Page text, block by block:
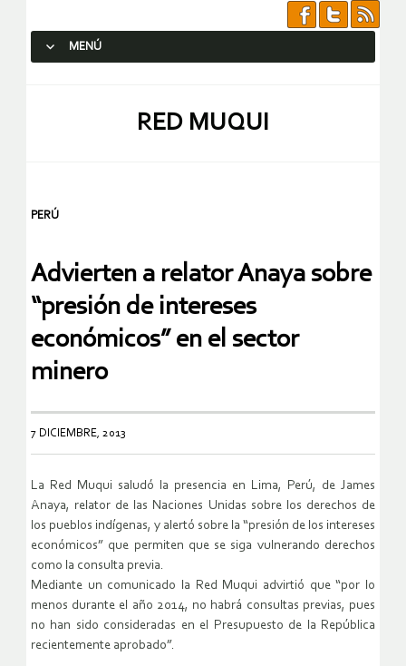
MENÚ
RED MUQUI
PERÚ
Advierten a relator Anaya sobre
“presión de intereses
económicos” en el sector
minero
7 DICIEMBRE, 2013
La Red Muqui saludó la presencia en Lima, Perú, de James
Anaya, relator de las Naciones Unidas sobre los derechos de
los pueblos indígenas, y alertó sobre la “presión de los intereses
económicos” que permiten que se siga vulnerando derechos
como la consulta previa.
Mediante un comunicado la Red Muqui advirtió que “por lo
menos durante el año 2014, no habrá consultas previas, pues
no han sido consideradas en el Presupuesto de la República
recientemente aprobado”.